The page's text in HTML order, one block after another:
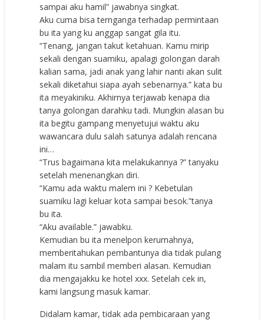
sampai aku hamil” jawabnya singkat.
Aku cuma bisa ternganga terhadap permintaan
bu ita yang ku anggap sangat gila itu.
“Tenang, jangan takut ketahuan. Kamu mirip
sekali dengan suamiku, apalagi golongan darah
kalian sama, jadi anak yang lahir nanti akan sulit
sekali diketahui siapa ayah sebenarnya.” kata bu
ita meyakiniku. Akhirnya terjawab kenapa dia
tanya golongan darahku tadi. Mungkin alasan bu
ita begitu gampang menyetujui waktu aku
wawancara dulu salah satunya adalah rencana
ini…
“Trus bagaimana kita melakukannya ?” tanyaku
setelah menenangkan diri.
“Kamu ada waktu malem ini ? Kebetulan
suamiku lagi keluar kota sampai besok.”tanya
bu ita.
“Aku available.” jawabku.
Kemudian bu ita menelpon kerumahnya,
memberitahukan pembantunya dia tidak pulang
malam itu sambil memberi alasan. Kemudian
dia mengajakku ke hotel xxx. Setelah cek in,
kami langsung masuk kamar.
Didalam kamar, tidak ada pembicaraan yang